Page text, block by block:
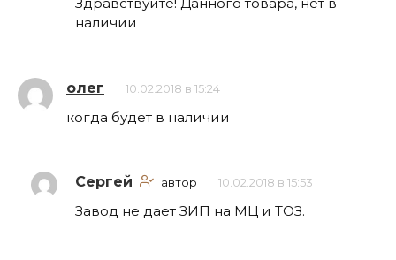
Здравствуйте! Данного товара, нет в
наличии
олег 10.02.2018 в 15:24
когда будет в наличии
Сергей автор 10.02.2018 в 15:53
Завод не дает ЗИП на МЦ и ТОЗ.